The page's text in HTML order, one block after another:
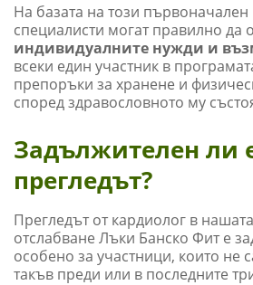
На базата на този
специалисти могат правилно да
индивидуалните нужди и
всеки един участник в
препоръки за хранене и
според здравословното му
Задължителен ли
прегледът?
Прегледът от кардиолог в
отслабване Лъки Банско Фит е
особено за участници, които не
такъв преди или в последните